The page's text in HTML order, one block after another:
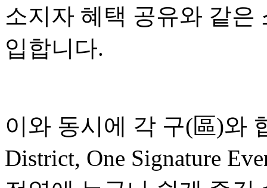
소지자 혜택 공유와 같은
입합니다.
이와 동시에 각 구(區)와
District, One Signature